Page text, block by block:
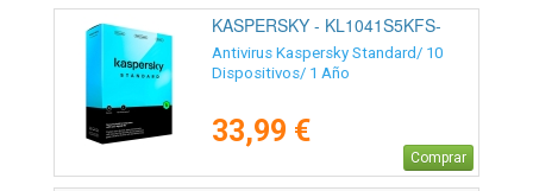
KASPERSKY - KL1041S5KFS-
MSBES
Antivirus Kaspersky Standard/ 10
Dispositivos/ 1 Año
33,99 €
Comprar